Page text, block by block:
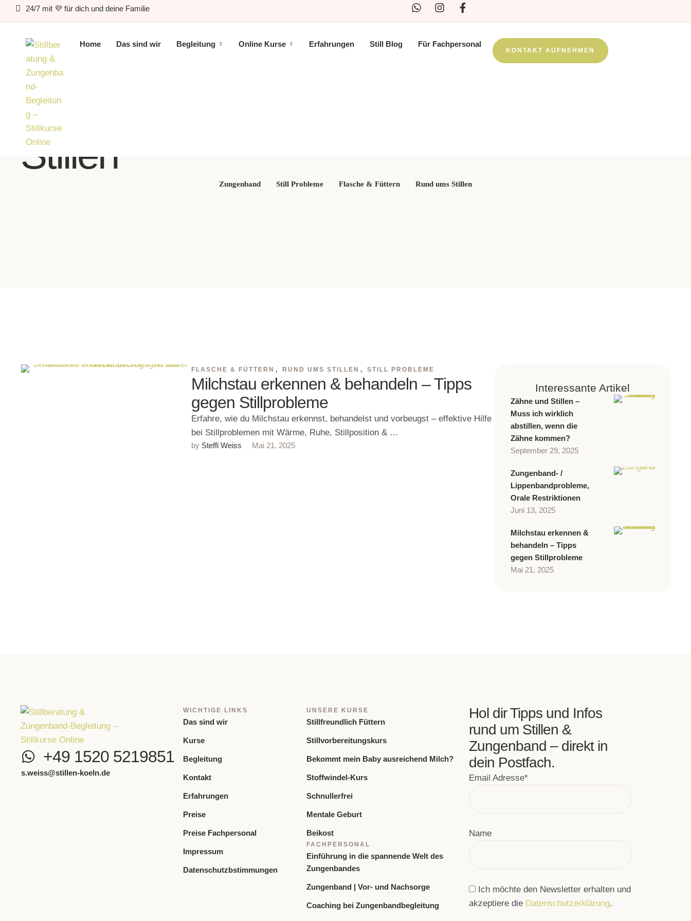
24/7 mit 💜 für dich und deine Familie
Home Das sind wir Begleitung Online Kurse Erfahrungen Still Blog Für Fachpersonal
KONTAKT AUFNEHMEN
Schlagwort:
Stillen
Zungenband Still Probleme Flasche & Füttern Rund ums Stillen
FLASCHE & FÜTTERN , RUND UMS STILLEN , STILL PROBLEME
Milchstau erkennen & behandeln – Tipps
gegen Stillprobleme
Erfahre, wie du Milchstau erkennst, behandelst und vorbeugst – effektive Hilfe
bei Stillproblemen mit Wärme, Ruhe, Stillposition & …
by Steffi Weiss Mai 21, 2025
Interessante Artikel
Zähne und Stillen –
Muss ich wirklich
abstillen, wenn die
Zähne kommen?
September 29, 2025
Zungenband- /
Lippenbandprobleme,
Orale Restriktionen
Juni 13, 2025
Milchstau erkennen &
behandeln – Tipps
gegen Stillprobleme
Mai 21, 2025
+49 1520 5219851
s.weiss@stillen-koeln.de
WICHTIGE LINKS
Das sind wir
Kurse
Begleitung
Kontakt
Erfahrungen
Preise
Preise Fachpersonal
Impressum
Datenschutzbstimmungen
UNSERE KURSE
Stillfreundlich Füttern
Stillvorbereitungskurs
Bekommt mein Baby ausreichend Milch?
Stoffwindel-Kurs
Schnullerfrei
Mentale Geburt
Beikost
FACHPERSONAL
Einführung in die spannende Welt des
Zungenbandes
Zungenband | Vor- und Nachsorge
Coaching bei Zungenbandbegleitung
Hol dir Tipps und Infos
rund um Stillen &
Zungenband – direkt in
dein Postfach.
Email Adresse*
Name
Ich möchte den Newsletter erhalten und
akzeptiere die Datenschutzerklärung.